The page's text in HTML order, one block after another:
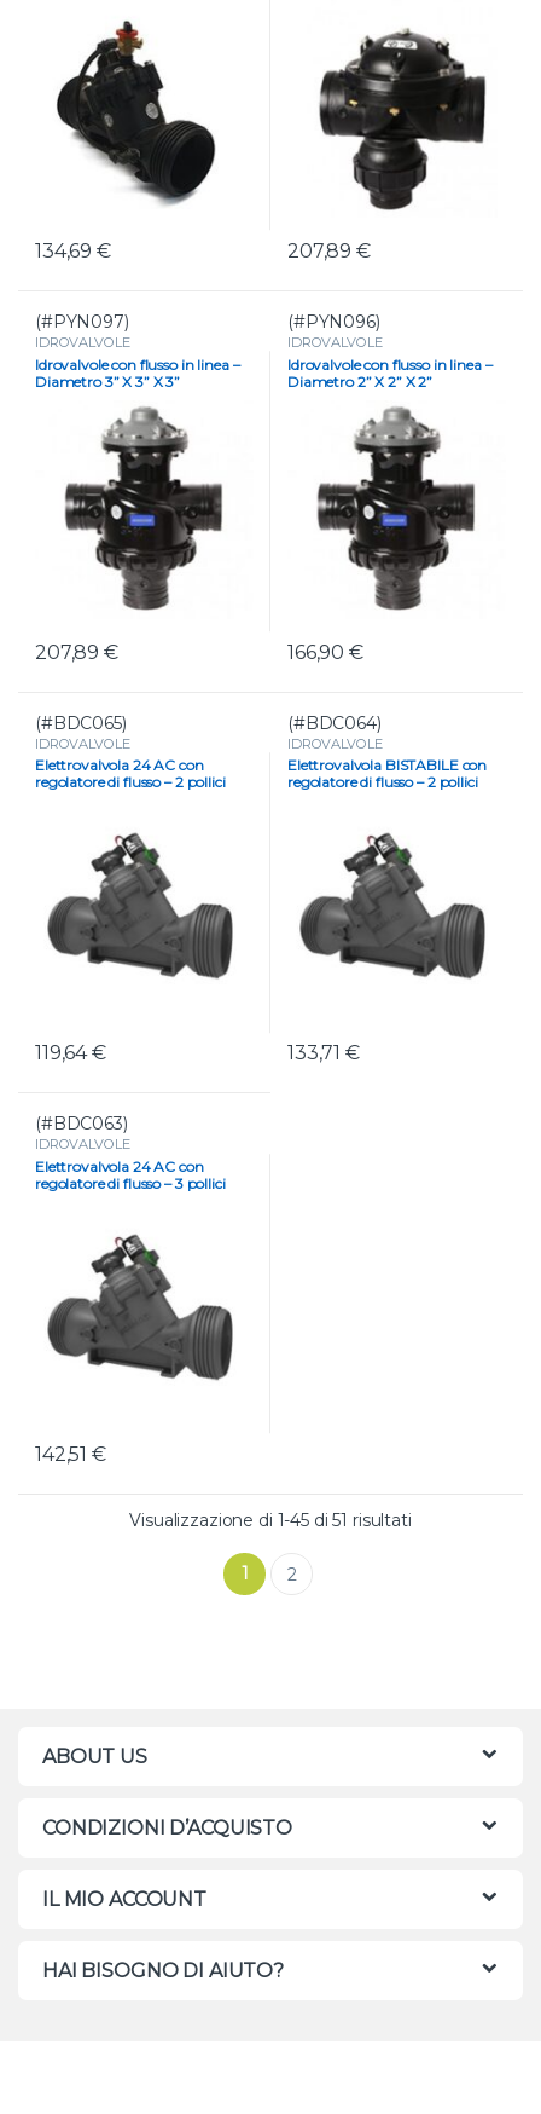
134,69€ 207,89€
(#PYN097)
IDROVALVOLE
Idrovalvole con flusso in linea –
Diametro 3” X 3” X 3”
207,89€
(#PYN096)
IDROVALVOLE
Idrovalvole con flusso in linea –
Diametro 2” X 2” X 2”
166,90€
(#BDC065)
IDROVALVOLE
Elettrovalvola 24 AC con
regolatore di flusso – 2 pollici
119,64€
(#BDC064)
IDROVALVOLE
Elettrovalvola BISTABILE con
regolatore di flusso – 2 pollici
133,71€
(#BDC063)
IDROVALVOLE
Elettrovalvola 24 AC con
regolatore di flusso – 3 pollici
142,51€
Visualizzazione di 1-45 di 51 risultatiValutazione
1 2
ABOUT US
CONDIZIONI D’ACQUISTO
IL MIO ACCOUNT
HAI BISOGNO DI AIUTO?